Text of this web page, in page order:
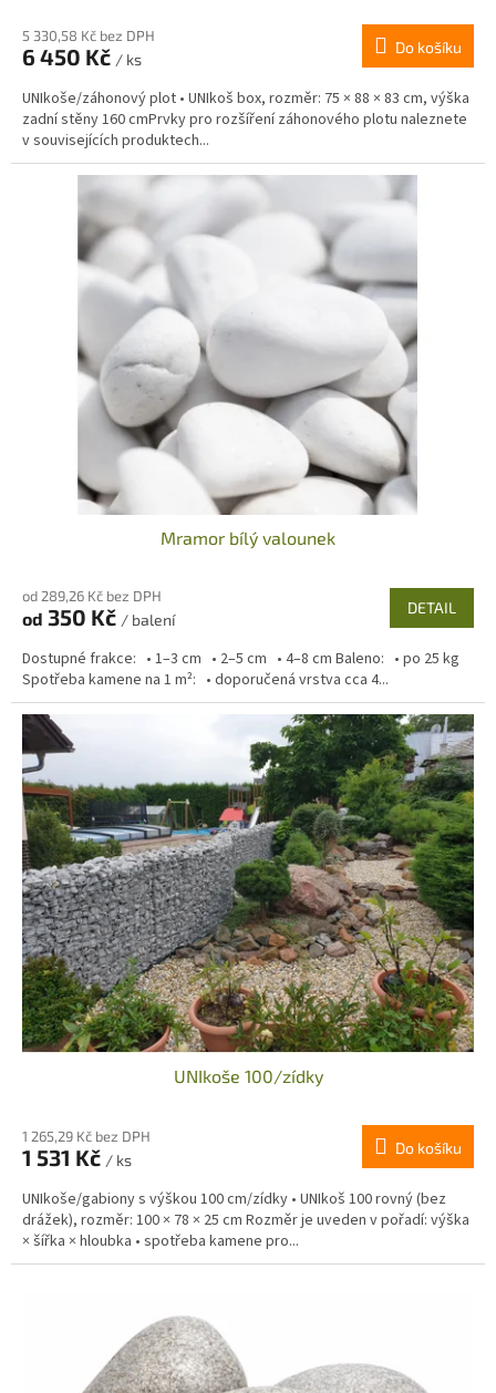
5 330,58 Kč bez DPH
6 450 Kč / ks
Do košíku
UNIkoše/záhonový plot • UNIkoš box, rozměr: 75 × 88 × 83 cm, výška
zadní stěny 160 cmPrvky pro rozšíření záhonového plotu naleznete
v souvisejících produktech...
Mramor bílý valounek
od 289,26 Kč bez DPH
od 350 Kč / balení
DETAIL
Dostupné frakce: • 1–3 cm • 2–5 cm • 4–8 cm Baleno: • po 25 kg
Spotřeba kamene na 1 m²: • doporučená vrstva cca 4...
UNIkoše 100/zídky
1 265,29 Kč bez DPH
1 531 Kč / ks
Do košíku
UNIkoše/gabiony s výškou 100 cm/zídky • UNIkoš 100 rovný (bez
drážek), rozměr: 100 × 78 × 25 cm Rozměr je uveden v pořadí: výška
× šířka × hloubka • spotřeba kamene pro...